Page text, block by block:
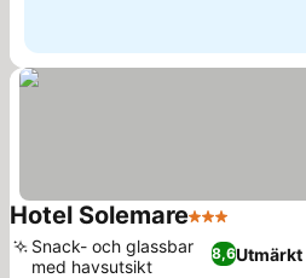
Hotel Solemare3 Stjärnor
8,6Utmärkt
Snack- och glassbar
med havsutsikt